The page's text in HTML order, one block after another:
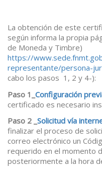
La obtención de este
según informa la propia
de Moneda y Timbre)
https://
representante/persona-
cabo los pasos 1, 2 y 4-):
Paso 1_ Configuración
certificado es necesario
Paso 2 _ Solicitud vía
finalizar el proceso de
correo electrónico un
requerido en el momento
posteriormente a la hora